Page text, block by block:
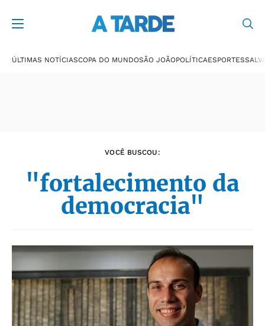
ÚLTIMAS NOTÍCIASCOPA DO MUNDOSÃO JOÃOPOLÍTICAESPORTES
VOCÊ BUSCOU:
"fortalecimento da
democracia"